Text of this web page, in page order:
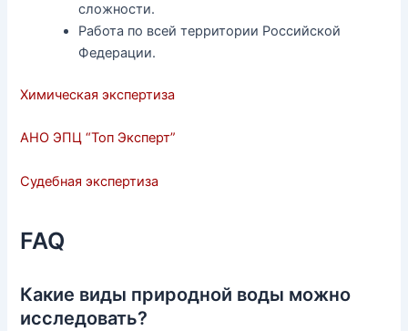
сложности.
Работа по всей территории Российской
Федерации.
Химическая экспертиза
АНО ЭПЦ “Топ Эксперт”
Судебная экспертиза
FAQ
Какие виды природной воды можно
исследовать?